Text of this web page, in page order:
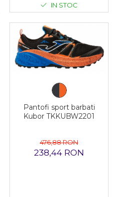
IN STOC
Pantofi sport barbati
Kubor TKKUBW2201
476,88 RON
238,44 RON